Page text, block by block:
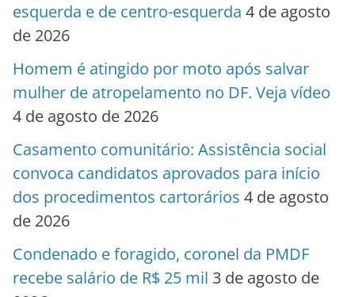
esquerda e de centro-esquerda 4 de agosto
de 2026
Homem é atingido por moto após salvar
mulher de atropelamento no DF. Veja vídeo
4 de agosto de 2026
Casamento comunitário: Assistência social
convoca candidatos aprovados para início
dos procedimentos cartorários 4 de agosto
de 2026
Condenado e foragido, coronel da PMDF
recebe salário de R$ 25 mil 3 de agosto de